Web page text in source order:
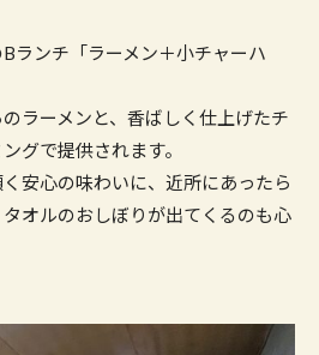
ランチ「ラーメン＋小チャーハ
ラーメンと、香ばしく仕上げたチ
グで提供されます。
安心の味わいに、近所にあったら
オルのおしぼりが出てくるのも心